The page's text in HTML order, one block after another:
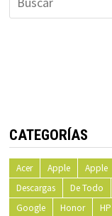
CATEGORÍAS
Acer Apple Apple
Descargas
De Todo
Google
Honor HP